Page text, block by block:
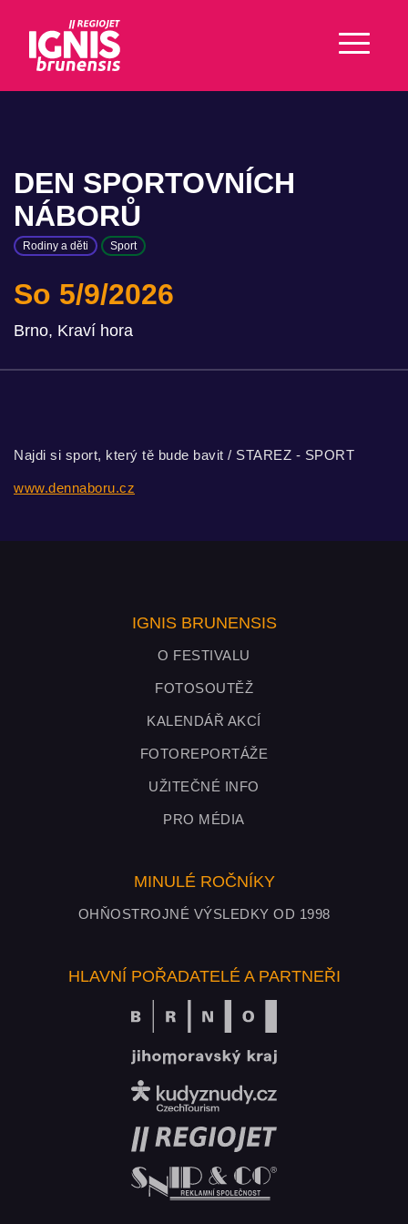
DEN SPORTOVNÍCH
NÁBORŮ
Rodiny a děti Sport
So 5/9/2026
Brno, Kraví hora
Najdi si sport, který tě bude bavit / STAREZ - SPORT
www.dennaboru.cz
IGNIS BRUNENSIS
O FESTIVALU
FOTOSOUTĚŽ
KALENDÁŘ AKCÍ
FOTOREPORTÁŽE
UŽITEČNÉ INFO
PRO MÉDIA
MINULÉ ROČNÍKY
OHŇOSTROJNÉ VÝSLEDKY OD 1998
HLAVNÍ POŘADATELÉ A PARTNEŘI